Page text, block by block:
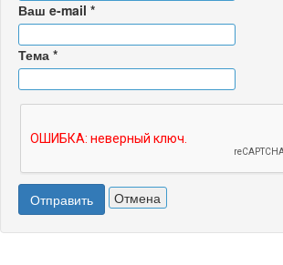
Ваш e-mail *
Тема *
Отправить Отмена